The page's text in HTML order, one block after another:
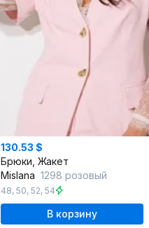
130.53 $
Брюки, Жакет
Mislana 1298 розовый
48, 50, 52, 54
В корзину